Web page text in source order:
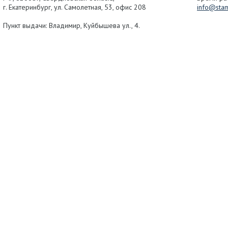
г. Екатеринбург, ул. Самолетная, 53, офис 208
Пункт выдачи: Владимир, Куйбышева ул., 4.